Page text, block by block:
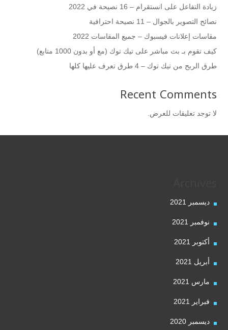
زيادة التفاعل على انستقرام – 16 نصيحة في 2022
نصائح التصوير بالجوال – 11 نصيحة احترافية
مقاسات إعلانات فيسبوك – جميع المقاسات 2022
كيف تقوم بـ بث مباشر على تيك توك (مع أو بدون 1000 متابع)
طرق الربح من تيك توك – 4 طرق تعرف عليها كلها
Recent Comments
لا توجد تعليقات للعرض.
ديسمبر 2021
نوفمبر 2021
أكتوبر 2021
أبريل 2021
مارس 2021
فبراير 2021
ديسمبر 2020